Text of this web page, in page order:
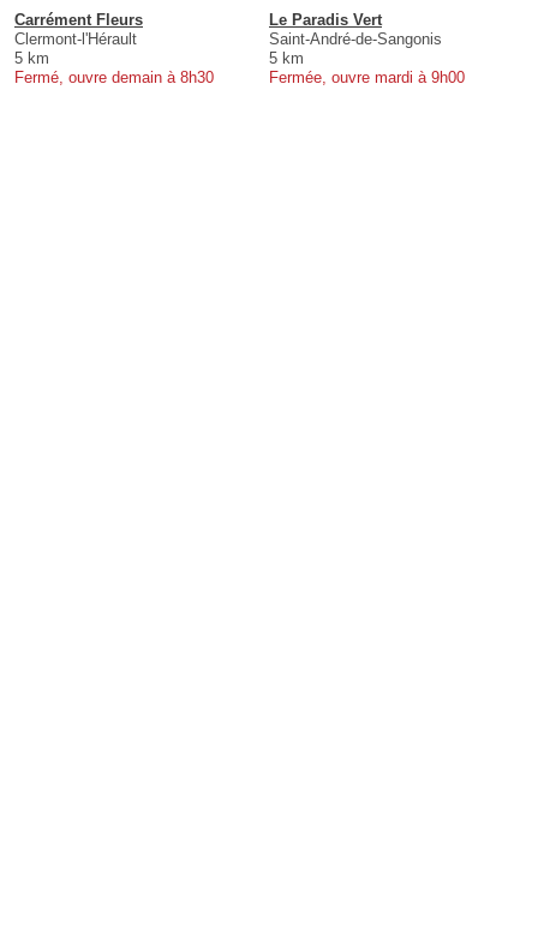
Carrément Fleurs
Clermont-l'Hérault
5 km
Fermé, ouvre demain à 8h30
Le Paradis Vert
Saint-André-de-Sangonis
5 km
Fermée, ouvre mardi à 9h00